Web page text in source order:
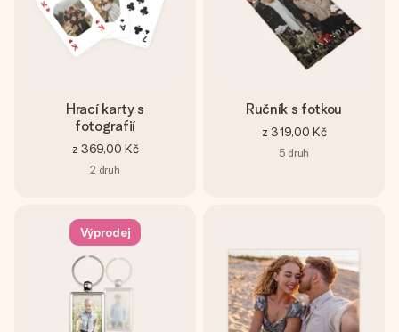
Hrací karty s
fotografií
z 369,00 Kč
2 druh
Ručník s fotkou
z 319,00 Kč
5 druh
Výprodej